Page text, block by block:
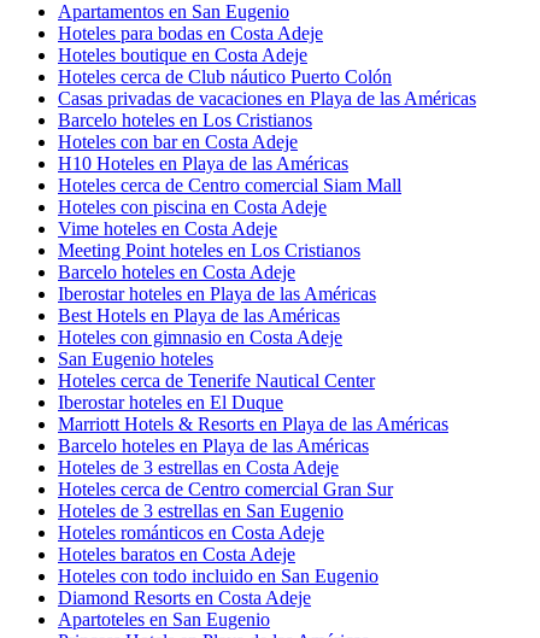
Apartamentos en San Eugenio
Hoteles para bodas en Costa Adeje
Hoteles boutique en Costa Adeje
Hoteles cerca de Club náutico Puerto Colón
Casas privadas de vacaciones en Playa de las Américas
Barcelo hoteles en Los Cristianos
Hoteles con bar en Costa Adeje
H10 Hoteles en Playa de las Américas
Hoteles cerca de Centro comercial Siam Mall
Hoteles con piscina en Costa Adeje
Vime hoteles en Costa Adeje
Meeting Point hoteles en Los Cristianos
Barcelo hoteles en Costa Adeje
Iberostar hoteles en Playa de las Américas
Best Hotels en Playa de las Américas
Hoteles con gimnasio en Costa Adeje
San Eugenio hoteles
Hoteles cerca de Tenerife Nautical Center
Iberostar hoteles en El Duque
Marriott Hotels & Resorts en Playa de las Américas
Barcelo hoteles en Playa de las Américas
Hoteles de 3 estrellas en Costa Adeje
Hoteles cerca de Centro comercial Gran Sur
Hoteles de 3 estrellas en San Eugenio
Hoteles románticos en Costa Adeje
Hoteles baratos en Costa Adeje
Hoteles con todo incluido en San Eugenio
Diamond Resorts en Costa Adeje
Apartoteles en San Eugenio